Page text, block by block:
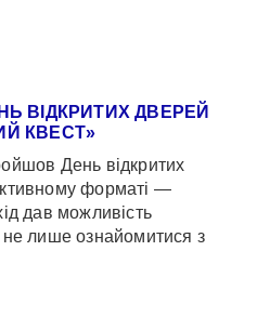
ВІДКРИТИХ ДВЕРЕЙ
КВЕСТ»
День відкритих
форматі —
дав можливість
не лише ознайомитися з